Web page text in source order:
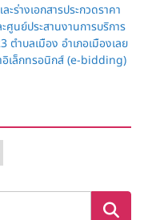
ร่างเอกสารประกวดราคา
นย์ประสานงานการบริการ
ำบลเมือง อำเภอเมืองเลย
อิเล็กทรอนิกส์ (e-bidding)